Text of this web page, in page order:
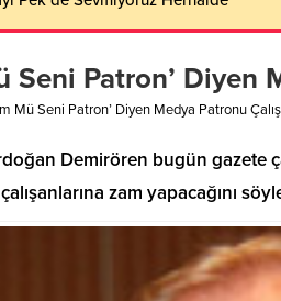
Seni Patron’ Diyen
Mü Seni Patron’ Diyen Medya Patronu
Demirören bugün gazete
zam yapacağını